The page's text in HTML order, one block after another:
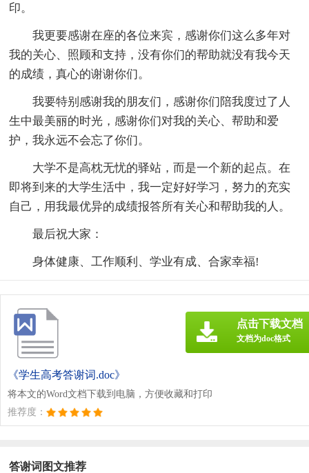
印。
我更要感谢在座的各位来宾，感谢你们这么多年对
我的关心、照顾和支持，没有你们的帮助就没有我今天
的成绩，真心的谢谢你们。
我要特别感谢我的朋友们，感谢你们陪我度过了人
生中最美丽的时光，感谢你们对我的关心、帮助和爱
护，我永远不会忘了你们。
大学不是高枕无忧的驿站，而是一个新的起点。在
即将到来的大学生活中，我一定好好学习，努力的充实
自己，用我最优异的成绩报答所有关心和帮助我的人。
最后祝大家：
身体健康、工作顺利、学业有成、合家幸福!
《学生高考答谢词.doc》
将本文的Word文档下载到电脑，方便收藏和打印
推荐度：
点击下载文档
文档为doc格式
答谢词图文推荐